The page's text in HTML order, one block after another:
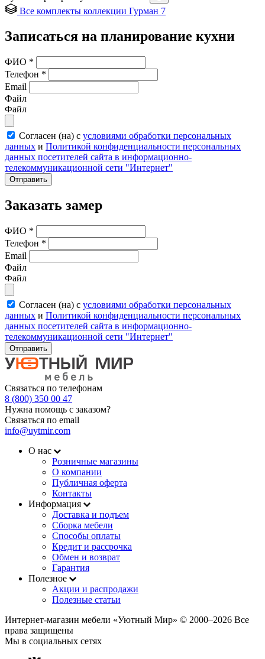
Все комплекты коллекции Гурман 7
Записаться на планирование кухни
ФИО *
Телефон *
Email
Файл
Файл
Согласен (на) с условиями обработки персональных
данных и Политикой конфиденциальности персональных
данных посетителей сайта в информационно-
телекоммуникационной сети "Интернет"
Отправить
Заказать замер
ФИО *
Телефон *
Email
Файл
Файл
Согласен (на) с условиями обработки персональных
данных и Политикой конфиденциальности персональных
данных посетителей сайта в информационно-
телекоммуникационной сети "Интернет"
Отправить
Связаться по телефонам
8 (800) 350 00 47
Нужна помощь с заказом?
Связаться по email
info@uytmir.com
О нас
Розничные магазины
О компании
Публичная оферта
Контакты
Информация
Доставка и подъем
Сборка мебели
Способы оплаты
Кредит и рассрочка
Обмен и возврат
Гарантия
Полезное
Акции и распродажи
Полезные статьи
Интернет-магазин мебели «Уютный Мир» © 2000‒2026 Все
права защищены
Мы в социальных сетях